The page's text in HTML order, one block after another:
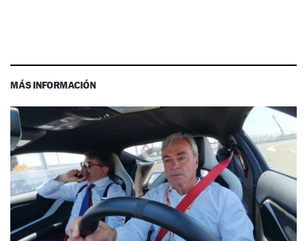
MÁS INFORMACIÓN